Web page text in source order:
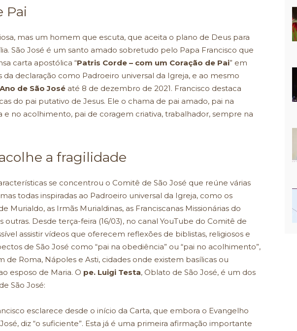
Pai
mas um homem que escuta, que aceita o plano de Deus para
São José é um santo amado sobretudo pelo Papa Francisco que
carta apostólica “Patris Corde – com um Coração de Pai” em
da declaração como Padroeiro universal da Igreja, e ao mesmo
Ano de São José até 8 de dezembro de 2021. Francisco destaca
do pai putativo de Jesus. Ele o chama de pai amado, pai na
e no acolhimento, pai de coragem criativa, trabalhador, sempre na
a fragilidade
se concentrou o Comitê de São José que reúne várias
todas inspiradas ao Padroeiro universal da Igreja, como os
Murialdo, as Irmãs Murialdinas, as Franciscanas Missionárias do
outras. Desde terça-feira (16/03), no canal YouTube do Comitê de
assistir vídeos que oferecem reflexões de biblistas, religiosos e
de São José como “pai na obediência” ou “pai no acolhimento”,
de Roma, Nápoles e Asti, cidades onde existem basílicas ou
esposo de Maria. O pe. Luigi Testa, Oblato de São José, é um dos
São José:
esclarece desde o início da Carta, que embora o Evangelho
diz “o suficiente”. Esta já é uma primeira afirmação importante